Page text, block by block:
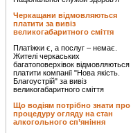
Черкащани відмовляються
платити за вивіз
великогабаритного сміття
Платіжки є, а послуг – немає.
Жителі черкаських
багатоповерхівок відмовляються
платити компанії "Нова якість.
Благоустрій" за вивіз
великогабаритного сміття
Що водіям потрібно знати про
процедуру огляду на стан
алкогольного сп’яніння